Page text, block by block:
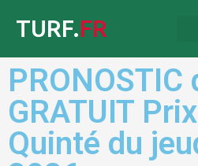
TURF.FR
PRONOSTIC
GRATUIT
Quinté du